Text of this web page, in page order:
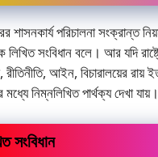
শাসনকার্য পরিচালনা সংক্রান্ত
লিখিত সংবিধান বলে। আর যদি
রীতিনীতি, আইন, বিচারালয়ের
মধ্যে নিম্নলিখিত পার্থক্য দেখা যায়।
সংবিধান